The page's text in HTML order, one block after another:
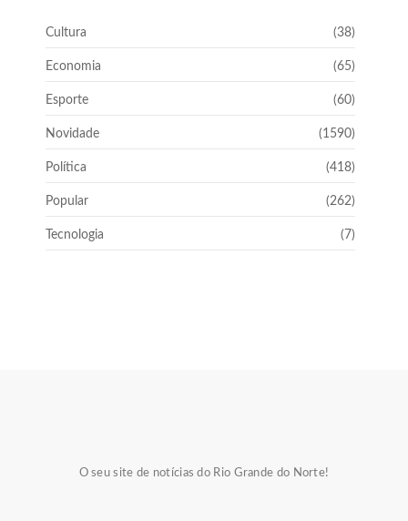
Cultura (38)
Economia (65)
Esporte (60)
Novidade (1590)
Política (418)
Popular (262)
Tecnologia (7)
O seu site de notícias do Rio Grande do Norte!